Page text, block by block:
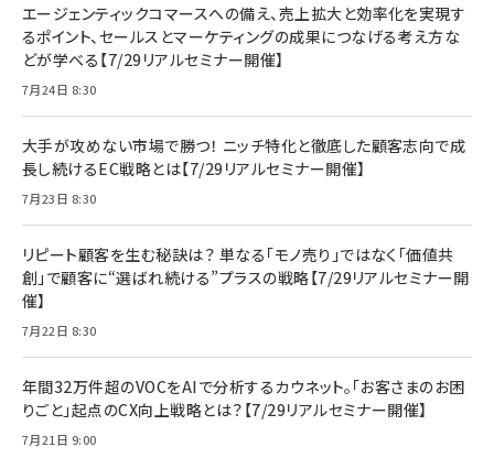
エージェンティックコマースへの備え、売上拡大と効率化を実現す
るポイント、セールスとマーケティングの成果につなげる考え方な
どが学べる【7/29リアルセミナー開催】
7月24日 8:30
大手が攻めない市場で勝つ！ ニッチ特化と徹底した顧客志向で成
長し続けるEC戦略とは【7/29リアルセミナー開催】
7月23日 8:30
リピート顧客を生む秘訣は？ 単なる「モノ売り」ではなく「価値共
創」で顧客に“選ばれ続ける”プラスの戦略【7/29リアルセミナー開
催】
7月22日 8:30
年間32万件超のVOCをAIで分析するカウネット。「お客さまのお困
りごと」起点のCX向上戦略とは？【7/29リアルセミナー開催】
7月21日 9:00